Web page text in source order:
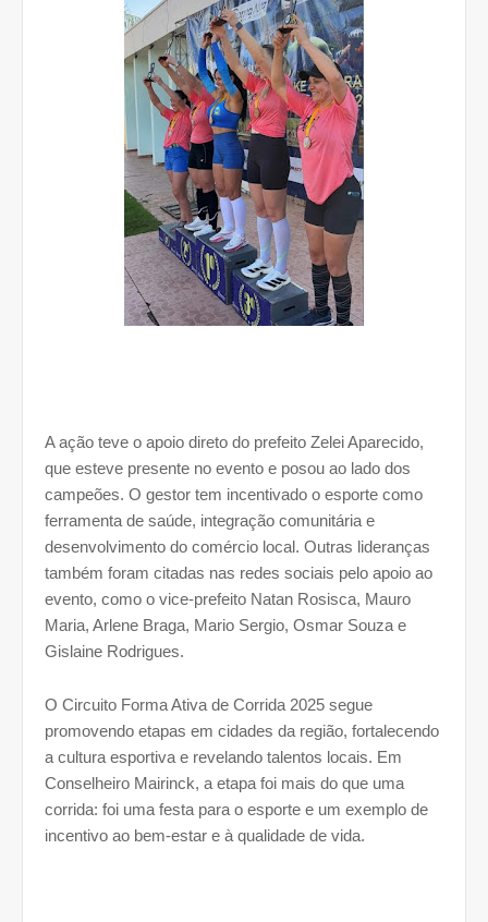
A ação teve o apoio direto do prefeito Zelei Aparecido,
que esteve presente no evento e posou ao lado dos
campeões. O gestor tem incentivado o esporte como
ferramenta de saúde, integração comunitária e
desenvolvimento do comércio local. Outras lideranças
também foram citadas nas redes sociais pelo apoio ao
evento, como o vice-prefeito Natan Rosisca, Mauro
Maria, Arlene Braga, Mario Sergio, Osmar Souza e
Gislaine Rodrigues.
O Circuito Forma Ativa de Corrida 2025 segue
promovendo etapas em cidades da região, fortalecendo
a cultura esportiva e revelando talentos locais. Em
Conselheiro Mairinck, a etapa foi mais do que uma
corrida: foi uma festa para o esporte e um exemplo de
incentivo ao bem-estar e à qualidade de vida.